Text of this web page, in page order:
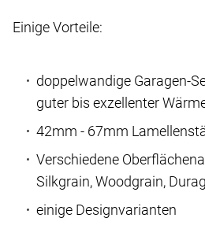
Einige Vorteile:
doppelwandige Garagen-
guter bis exzellenter
42mm - 67mm
Verschiedene
Silkgrain, Woodgrain,
einige Designvarianten